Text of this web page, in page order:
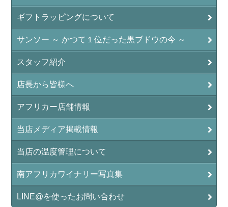
ギフトラッピングについて
サンソー ～ かつて１位だった黒ブドウの今 ～
スタッフ紹介
店長から皆様へ
アフリカー店舗情報
当店メディア掲載情報
当店の温度管理について
南アフリカワイナリー写真集
LINE@を使ったお問い合わせ